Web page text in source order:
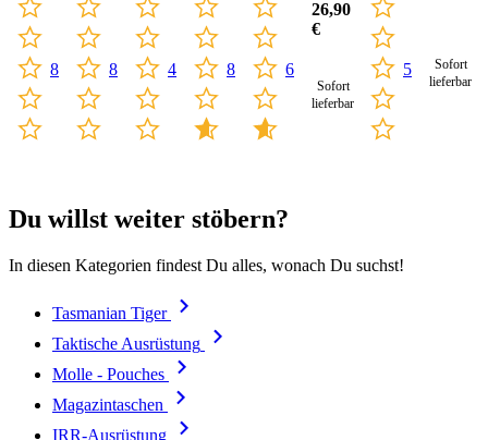
8 8 4 8 6
26,90
€
Sofort
lieferbar
5
Sofort
lieferbar
Du willst weiter stöbern?
In diesen Kategorien findest Du alles, wonach Du suchst!
Tasmanian Tiger
Taktische Ausrüstung
Molle - Pouches
Magazintaschen
IRR-Ausrüstung